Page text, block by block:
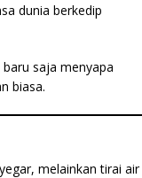
dunia berkedip
saja menyapa
biasa.
melainkan tirai air